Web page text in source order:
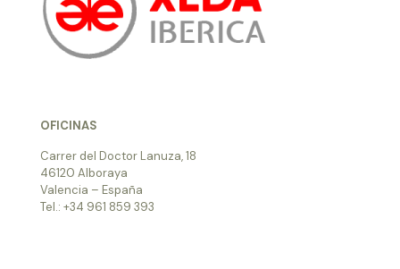
OFICINAS
Carrer del Doctor Lanuza, 18
46120 Alboraya
Valencia – España
Tel.: +34 961 859 393